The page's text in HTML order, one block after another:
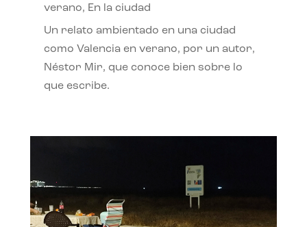
verano, En la ciudad
Un relato ambientado en una ciudad
como Valencia en verano, por un autor,
Néstor Mir, que conoce bien sobre lo
que escribe.